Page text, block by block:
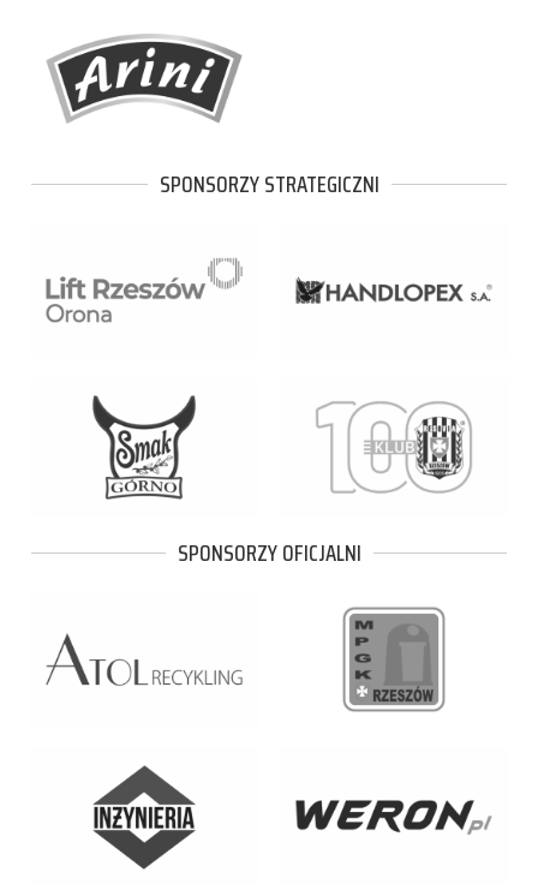
SPONSORZY STRATEGICZNI
SPONSORZY OFICJALNI